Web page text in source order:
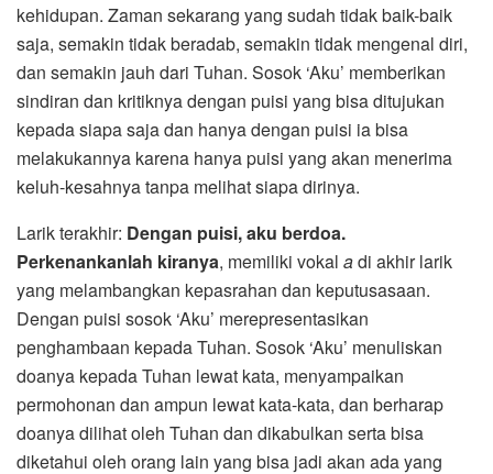
kehidupan. Zaman sekarang yang sudah tidak baik-baik
saja, semakin tidak beradab, semakin tidak mengenal diri,
dan semakin jauh dari Tuhan. Sosok ‘Aku’ memberikan
sindiran dan kritiknya dengan puisi yang bisa ditujukan
kepada siapa saja dan hanya dengan puisi ia bisa
melakukannya karena hanya puisi yang akan menerima
keluh-kesahnya tanpa melihat siapa dirinya.
Larik terakhir: Dengan puisi, aku berdoa.
Perkenankanlah kiranya, memiliki vokal adi akhir larik
yang melambangkan kepasrahan dan keputusasaan.
Dengan puisi sosok ‘Aku’ merepresentasikan
penghambaan kepada Tuhan. Sosok ‘Aku’ menuliskan
doanya kepada Tuhan lewat kata, menyampaikan
permohonan dan ampun lewat kata-kata, dan berharap
doanya dilihat oleh Tuhan dan dikabulkan serta bisa
diketahui oleh orang lain yang bisa jadi akan ada yang